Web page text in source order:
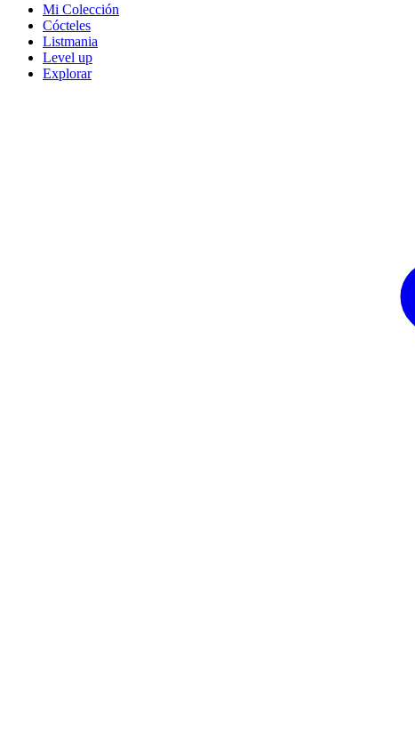
Mi Colección
Cócteles
Listmania
Level up
Explorar